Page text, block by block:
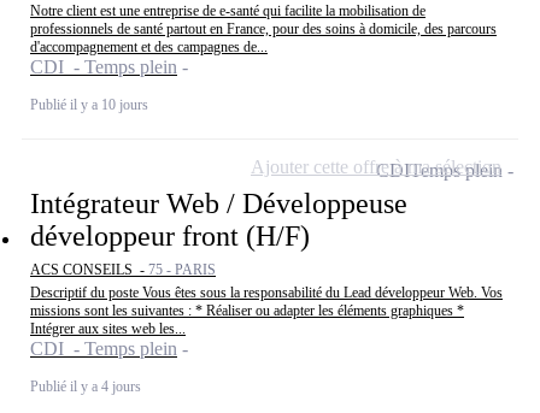
Notre client est une entreprise de e-santé qui facilite la mobilisation de
professionnels de santé partout en France, pour des soins à domicile, des parcours
d'accompagnement et des campagnes de...
CDI - Temps plein
Publié il y a 10 jours
Intégrateur Web / Développeuse
développeur front (H/F)
ACS CONSEILS - 75 - PARIS
Descriptif du poste Vous êtes sous la responsabilité du Lead développeur Web. Vos
missions sont les suivantes : * Réaliser ou adapter les éléments graphiques *
Intégrer aux sites web les...
CDI - Temps plein
Publié il y a 4 jours
CDITemps plein
Ajouter cette offre à ma sélection